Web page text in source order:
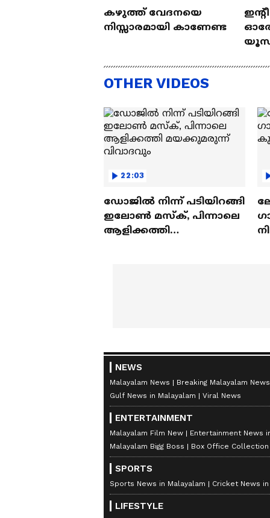
കഴുത്ത് വേദനയെ
നിസ്സാരമായി കാണേണ്ട
OTHER VIDEOS
22:03
ഡോജിൽ നിന്ന് പടിയിറങ്ങി
ഇലോൺ മസ്ക്, പിന്നാലെ
ആളിക്കത്തി
NEWS
Malayalam News
Breaking Malayalam News
Gulf News in Malayalam
Viral News
ENTERTAINMENT
Malayalam Film New
Entertainment News
Malayalam Bigg Boss
Box Office Collection
SPORTS
Sports News in Malayalam Cricket News
LIFESTYLE